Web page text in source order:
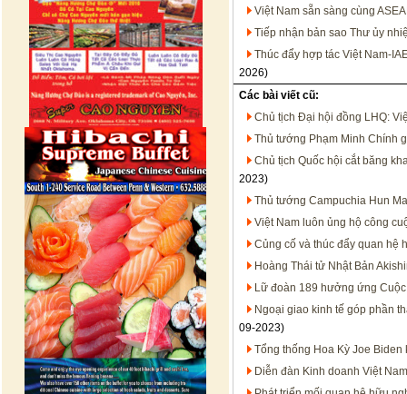
Việt Nam sẵn sàng cùng
Tiếp nhận bản sao Thư ủy
Thúc đẩy hợp tác Việt Nam-
2026)
Các bài viết cũ:
Chủ tịch Đại hội đồng LHQ:
Thủ tướng Phạm Minh Chính
Chủ tịch Quốc hội cắt băng
2023)
Thủ tướng Campuchia Hun
Việt Nam luôn ủng hộ công
Củng cố và thúc đẩy quan hệ
Hoàng Thái tử Nhật Bản
Lữ đoàn 189 hưởng ứng
Ngoại giao kinh tế góp phần
09-2023)
Tổng thống Hoa Kỳ Joe
Diễn đàn Kinh doanh Việt